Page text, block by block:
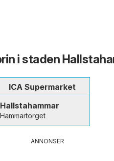
i staden
ICA Supermarket
Hallstahammar
Hammartorget
ANNONSER